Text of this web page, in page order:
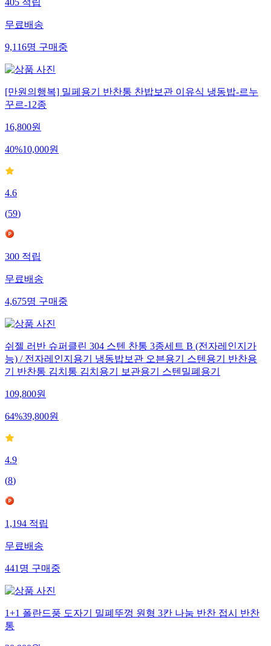
405적립
무료배송
9,116명구매중
[만원의행복] 밀페용기 반찬통 찬밥보관 이유식 냉동밥-르누
꾸르-12종
16,800원
40%10,000원
4.6
(59)
300적립
무료배송
4,675명구매중
쉬젤 러반 슈퍼클린 304 스텐 찬통 3종세트 B (전자레인지가
능) / 전자레인지용기 냉동밥보관 오븐용기 스텐용기 반찬용
기 반찬통 김치통 김치용기 보관용기 스텐밀폐용기
109,800원
64%39,800원
4.9
(8)
1,194적립
무료배송
441명구매중
1+1 폴란드풍 도자기 밀폐뚜껑 원형 3칸 나눔 반찬 접시 반찬
통